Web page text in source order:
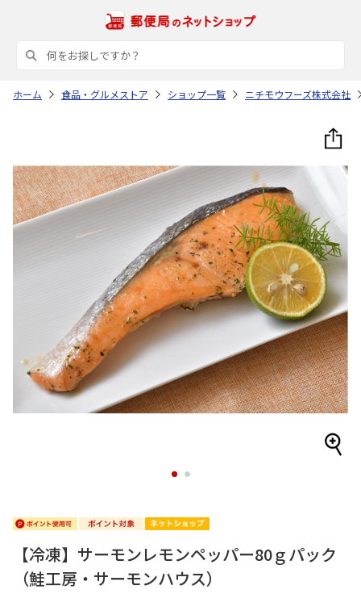
ホーム 食品・グルメストア ショップ一覧 ニチモウフーズ株式会社
1 2
【冷凍】サーモンレモンペッパー80ｇパック
（鮭工房・サーモンハウス）